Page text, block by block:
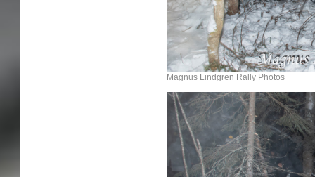
Magnus Lindgren Rally Photos